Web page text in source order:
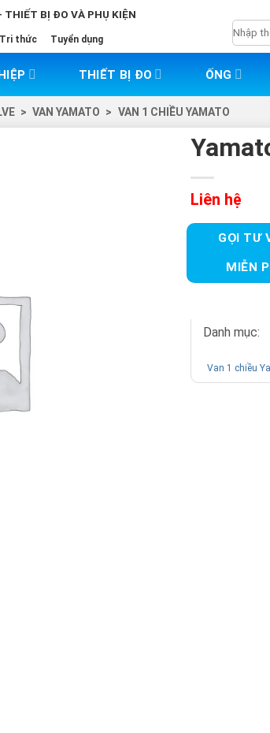
THIẾT BỊ ĐO VÀ PHỤ KIỆN
Tri thức Tuyển dụng
Tìm
kiếm:
THIẾT BỊ ĐO ỐNG
> VAN YAMATO > VAN 1 CHIỀU YAMATO
Liên hệ
Danh mục:
Van 1 chiều
GỌI TƯ
MIỄN